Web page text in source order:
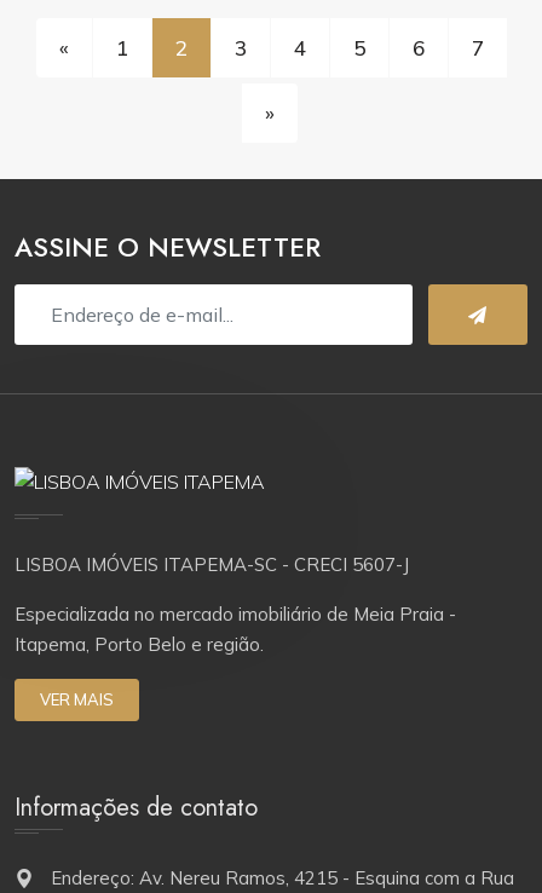
« 1 2 3 4 5 6 7
»
ASSINE O NEWSLETTER
LISBOA IMÓVEIS ITAPEMA-SC - CRECI 5607-J
Especializada no mercado imobiliário de Meia Praia -
Itapema, Porto Belo e região.
VER MAIS
Informações de contato
Endereço: Av. Nereu Ramos, 4215 - Esquina com a Rua